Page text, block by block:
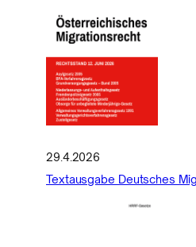
29.4.2026
Textausgabe Deutsches